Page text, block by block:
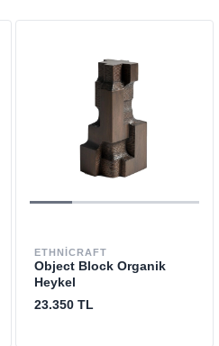
ETHNICRAFT
Object Block Organik
Heykel
23.350 TL